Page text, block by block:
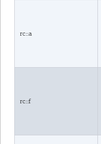
rc::a
rc::f